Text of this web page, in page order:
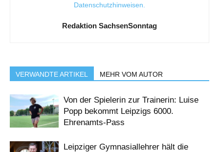
Datenschutzhinweisen
Redaktion SachsenSonntag
VERWANDTE ARTIKEL MEHR VOM AUTOR
Von der Spielerin zur Trainerin: Luise
Popp bekommt Leipzigs 6000.
Ehrenamts-Pass
Leipziger Gymnasiallehrer hält die